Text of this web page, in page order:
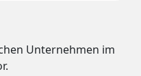
Unternehmen im